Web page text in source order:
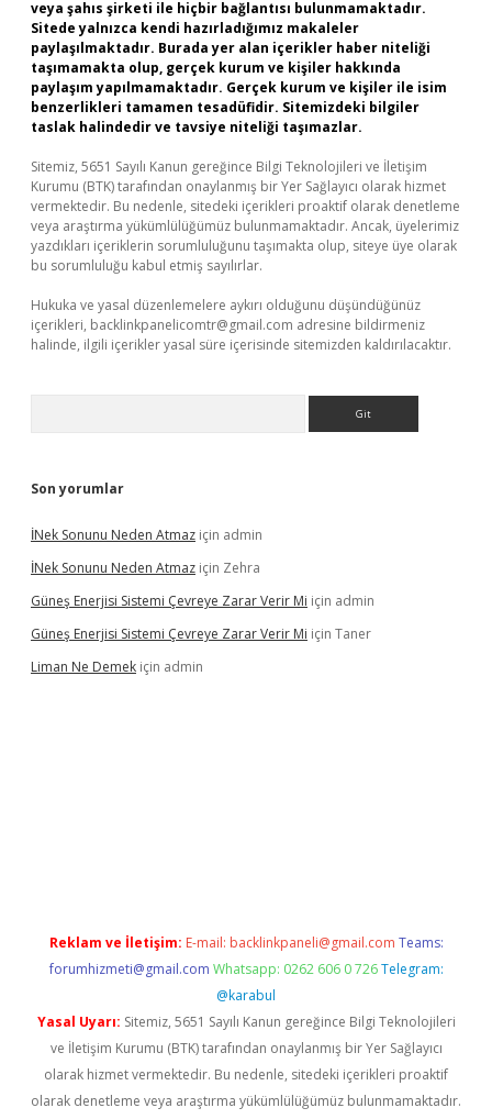
veya şahıs şirketi ile hiçbir bağlantısı bulunmamaktadır.
Sitede yalnızca kendi hazırladığımız makaleler
paylaşılmaktadır. Burada yer alan içerikler haber niteliği
taşımamakta olup, gerçek kurum ve kişiler hakkında
paylaşım yapılmamaktadır. Gerçek kurum ve kişiler ile isim
benzerlikleri tamamen tesadüfidir. Sitemizdeki bilgiler
taslak halindedir ve tavsiye niteliği taşımazlar.
Sitemiz, 5651 Sayılı Kanun gereğince Bilgi Teknolojileri ve İletişim
Kurumu (BTK) tarafından onaylanmış bir Yer Sağlayıcı olarak hizmet
vermektedir. Bu nedenle, sitedeki içerikleri proaktif olarak denetleme
veya araştırma yükümlülüğümüz bulunmamaktadır. Ancak, üyelerimiz
yazdıkları içeriklerin sorumluluğunu taşımakta olup, siteye üye olarak
bu sorumluluğu kabul etmiş sayılırlar.
Hukuka ve yasal düzenlemelere aykırı olduğunu düşündüğünüz
içerikleri, backlinkpanelicomtr@gmail.com adresine bildirmeniz
halinde, ilgili içerikler yasal süre içerisinde sitemizden kaldırılacaktır.
Son yorumlar
İNek Sonunu Neden Atmaz için admin
İNek Sonunu Neden Atmaz için Zehra
Güneş Enerjisi Sistemi Çevreye Zarar Verir Mi için admin
Güneş Enerjisi Sistemi Çevreye Zarar Verir Mi için Taner
Liman Ne Demek için admin
Reklam ve İletişim: E-mail: backlinkpaneli@gmail.com Teams:
forumhizmeti@gmail.com Whatsapp: 0262 606 0 726 Telegram:
@karabul
Yasal Uyarı: Sitemiz, 5651 Sayılı Kanun gereğince Bilgi Teknolojileri
ve İletişim Kurumu (BTK) tarafından onaylanmış bir Yer Sağlayıcı
olarak hizmet vermektedir. Bu nedenle, sitedeki içerikleri proaktif
olarak denetleme veya araştırma yükümlülüğümüz bulunmamaktadır.